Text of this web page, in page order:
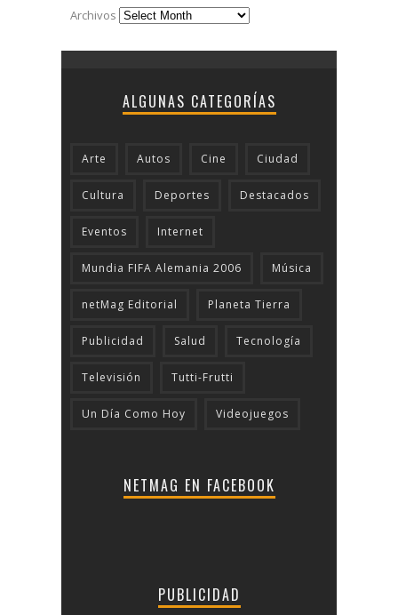
Archivos
ALGUNAS CATEGORÍAS
Arte Autos Cine Ciudad
Cultura Deportes Destacados
Eventos Internet
Mundia FIFA Alemania 2006 Música
netMag Editorial Planeta Tierra
Publicidad Salud Tecnologí­a
Televisión Tutti-Frutti
Un Día Como Hoy Videojuegos
NETMAG EN FACEBOOK
PUBLICIDAD